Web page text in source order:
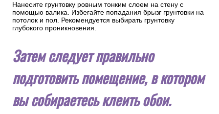
Нанесите грунтовку ровным тонким слоем на стену с
помощью валика. Избегайте попадания брызг грунтовки на
потолок и пол. Рекомендуется выбирать грунтовку
глубокого проникновения.
Затем следует правильно
подготовить помещение, в котором
вы собираетесь клеить обои.